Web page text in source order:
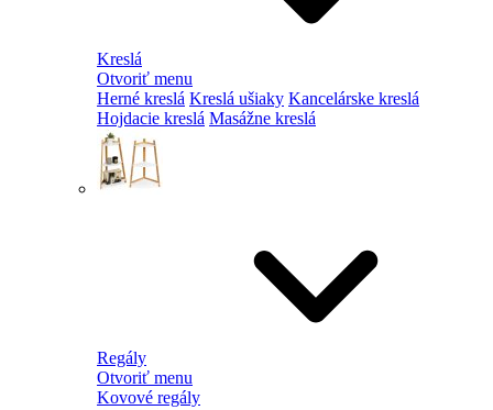
Kreslá
Otvoriť menu
Herné kreslá Kreslá ušiaky Kancelárske kreslá
Hojdacie kreslá Masážne kreslá
Regály
Otvoriť menu
Kovové regály